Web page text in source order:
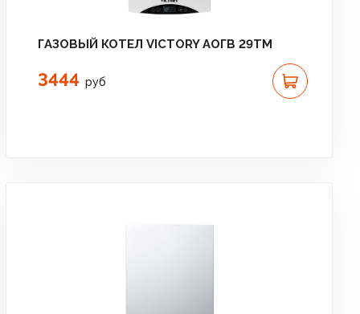
ГАЗОВЫЙ КОТЕЛ VICTORY АОГВ 29TM
3444 руб